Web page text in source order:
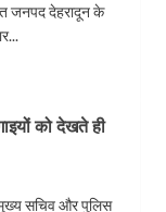
जनपद देहरादून के
को देखते ही
मुख्य सचिव और पुलिस